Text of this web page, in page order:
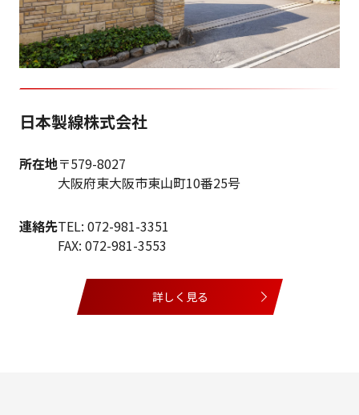
日本製線株式会社
所在地〒579-8027
大阪府東大阪市東山町10番25号
連絡先TEL: 072-981-3351
FAX: 072-981-3553
詳しく見る